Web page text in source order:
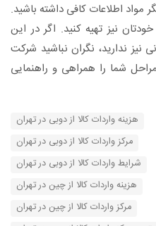
مواد اطلاعات کافی داشته باشید.
نیز تهیه کنید. اگر در این
نیز ندارید، نگران نباشید شرکت
شما را همراهی و راهنمایی
هزینه واردات کالا از دوبی در تهران
مرکز واردات کالا از دوبی در تهران
شرایط واردات کالا از دوبی در تهران
هزینه واردات کالا از چین در تهران
مرکز واردات کالا از چین در تهران